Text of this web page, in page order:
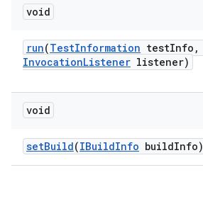
void
run(TestInformation testInfo ,
InvocationListener listener)
void
setBuild(IBuildInfo buildInfo)